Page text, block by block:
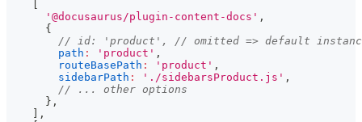
'@docusaurus/plugin-content-docs' ,
{
// id: 'product', // omitted => default
path : 'product' ,
routeBasePath : 'product' ,
sidebarPath : './sidebarsProduct.js' ,
// ... other options
} ,
,